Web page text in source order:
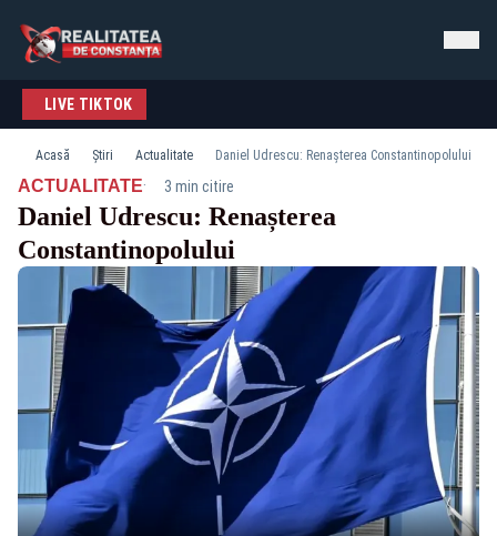
LIVE TIKTOK
Acasă Știri Actualitate Daniel Udrescu: Renașterea Constantinopolului
ACTUALITATE· 3 min citire
Daniel Udrescu: Renașterea
Constantinopolului